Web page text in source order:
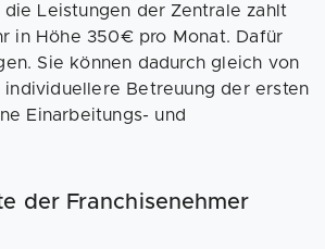
Leistungen der Zentrale zahlt
in Höhe 350€ pro Monat. Dafür
Sie können dadurch gleich von
Betreuung der ersten
Einarbeitungs- und
der Franchisenehmer